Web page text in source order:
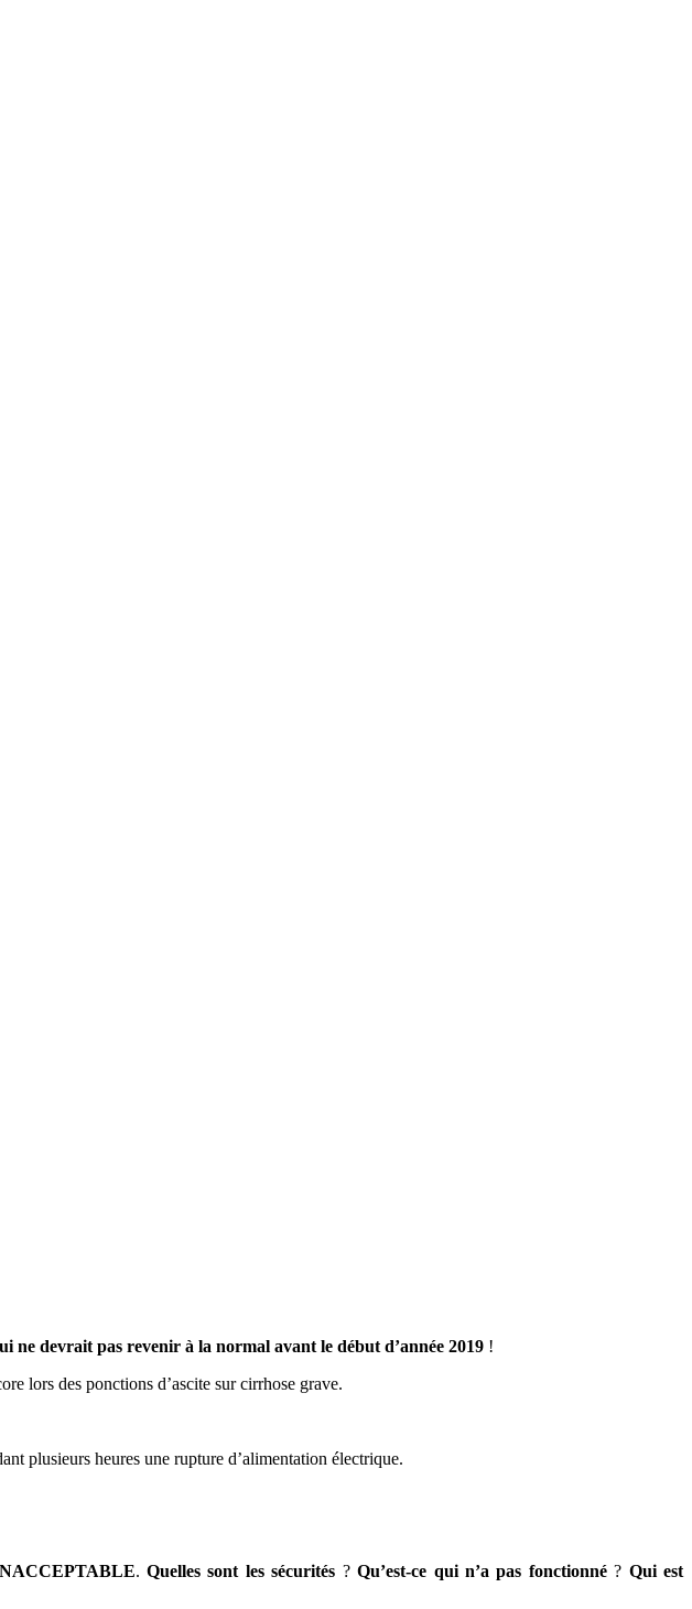
ne devrait pas revenir à la normal avant le début d’année 2019 !
lors des ponctions d’ascite sur cirrhose grave.
plusieurs heures une rupture d’alimentation électrique.
.Quelles sont les sécurités ?Qu’est-ce qui n’a pas fonctionné? Qui est